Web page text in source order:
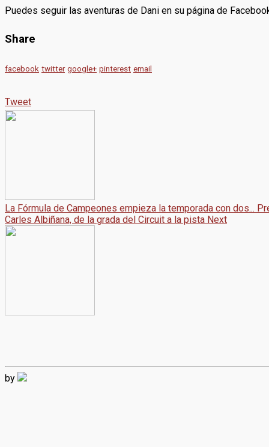
Puedes seguir las aventuras de Dani en su página de
Share
facebook twitter google+ pinterest email
Tweet
La Fórmula de Campeones empieza la temporada con dos...
Carles Albiñana, de la grada del Circuit a la pista Next
by